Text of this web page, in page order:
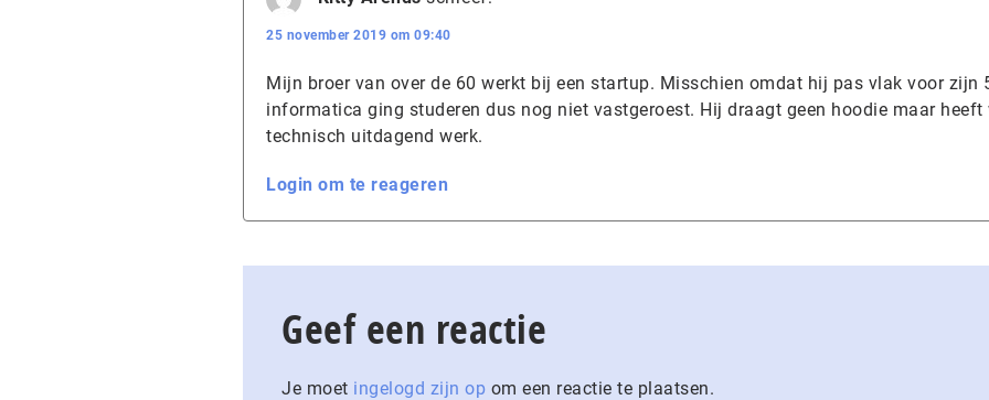
25 november 2019 om 09:40
Mijn broer van over de 60 werkt bij een startup. Misschien omdat hij pas vlak voor zijn
informatica ging studeren dus nog niet vastgeroest. Hij draagt geen hoodie maar heeft
technisch uitdagend werk.
Login om te reageren
Geef een reactie
Je moet ingelogd zijn op om een reactie te plaatsen.